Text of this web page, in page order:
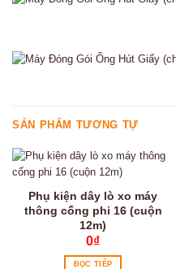
SẢN PHẨM TƯƠNG TỰ
Phụ kiện dây lò xo máy
thông cống phi 16 (cuộn
12m)
0₫
ĐỌC TIẾP